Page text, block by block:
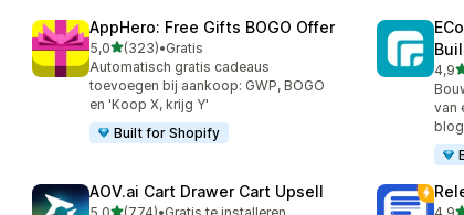
AppHero: Free Gifts BOGO Offer
5,0van 5 sterren
(323)
323 recensies in totaal
•Gratis
Automatisch gratis cadeaus
toevoegen bij aankoop: GWP, BOGO
en 'Koop X, krijg Y'
Built for Shopify
4,9
van
AOV.ai Cart Drawer Cart Upsell
van 5 sterren